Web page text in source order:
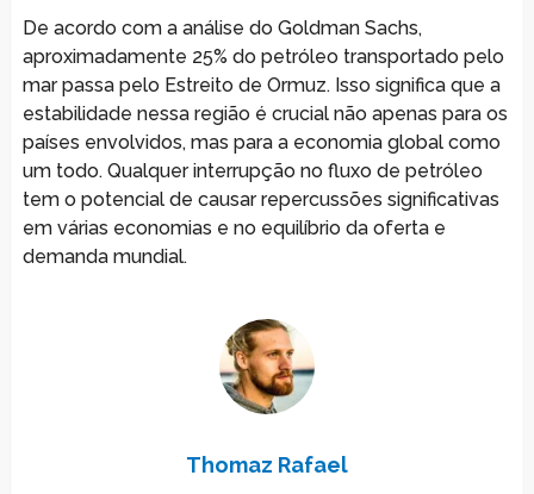
De acordo com a análise do Goldman Sachs,
aproximadamente 25% do petróleo transportado pelo
mar passa pelo Estreito de Ormuz. Isso significa que a
estabilidade nessa região é crucial não apenas para os
países envolvidos, mas para a economia global como
um todo. Qualquer interrupção no fluxo de petróleo
tem o potencial de causar repercussões significativas
em várias economias e no equilíbrio da oferta e
demanda mundial.
Thomaz Rafael